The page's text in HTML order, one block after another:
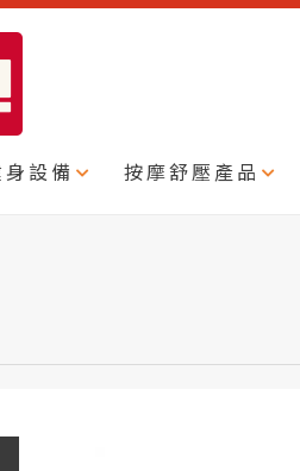
設備 按摩舒壓產品